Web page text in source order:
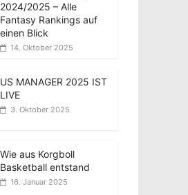
2024/2025 – Alle
Fantasy Rankings auf
einen Blick
14. Oktober 2025
US MANAGER 2025 IST
LIVE
3. Oktober 2025
Wie aus Korgboll
Basketball entstand
16. Januar 2025